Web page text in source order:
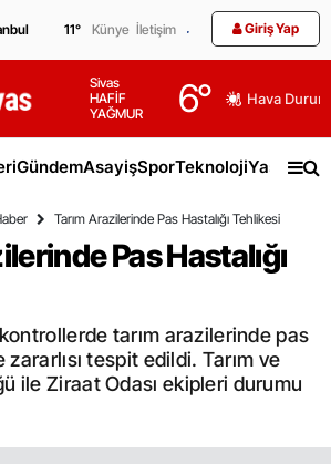
11° Künye İletişim Giriş Yap
Sivas
HAFİF
YAĞMUR
6° Hava
GündemAsayişSporTeknolojiYaşam
Tarım Arazilerinde Pas Hastalığı Tehlikesi
Pas Hastalığı
tarım arazilerinde pas
zararlısı tespit edildi. Tarım ve
ile Ziraat Odası ekipleri durumu